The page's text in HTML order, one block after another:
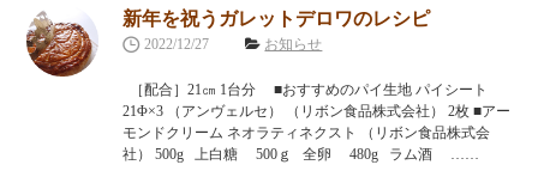
新年を祝うガレットデロワのレシピ
2022/12/27 お知らせ
［配合］21㎝ 1台分 ■おすすめのパイ生地 パイシート
21Φ×3 （アンヴェルセ） （リボン食品株式会社） 2枚 ■アー
モンドクリーム ネオラティネクスト （リボン食品株式会
社） 500g 上白糖 500ｇ 全卵 480g ラム酒 ……